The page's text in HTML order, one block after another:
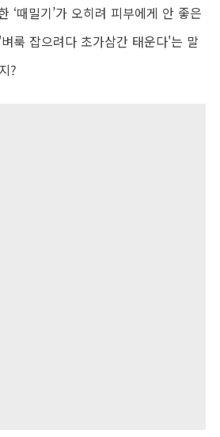
‘때밀기’가 오히려 피부에게 안 좋은
룩 잡으려다 초가삼간 태운다'는 말
?